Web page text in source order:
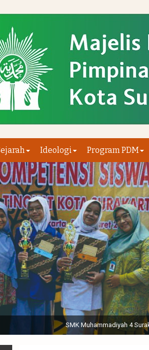
Ideologi Program PDM
(dari kiri) Pertunjukan Tapak Suci Perguruan
Muhammadiyah 48 || Pertunjukan